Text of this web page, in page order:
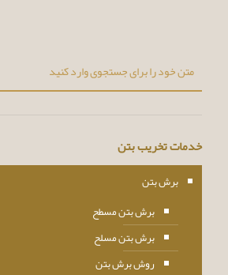
خدمات تخریب بتن
برش بتن
برش بتن مسطح
برش بتن مسلح
روش برش بتن